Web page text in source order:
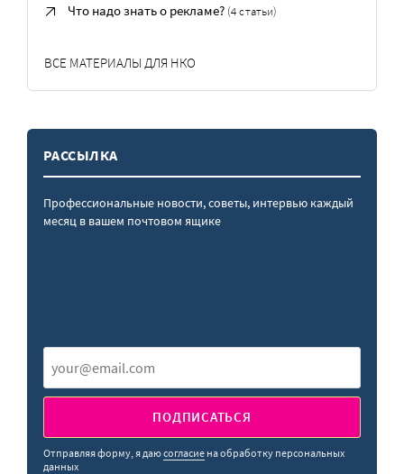
Что надо знать о рекламе? (4 статьи)
ВСЕ МАТЕРИАЛЫ ДЛЯ НКО
РАССЫЛКА
Профессиональные новости, советы, интервью каждый
месяц в вашем почтовом ящике
ПОДПИСАТЬСЯ
Отправляя форму, я даюсогласие на обработку персональных
данных